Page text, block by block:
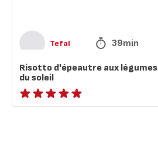
Tefal 39min
Risotto d'épeautre aux légumes
du soleil
ratings.NaN